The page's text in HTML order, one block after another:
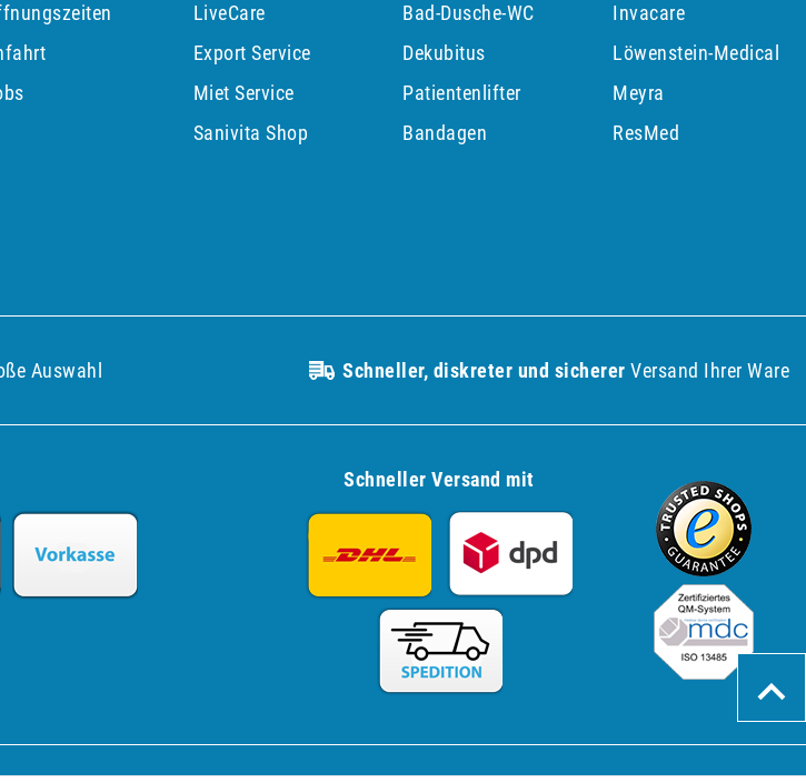
LiveCare
Export Service
Miet Service
Sanivita Shop
Bad-Dusche-WC
Dekubitus
Patientenlifter
Bandagen
Invacare
Löwenstein-Medical
Meyra
ResMed
Auswahl Schneller, diskreter und sicherer Versand Ihrer Ware
Schneller Versand mit